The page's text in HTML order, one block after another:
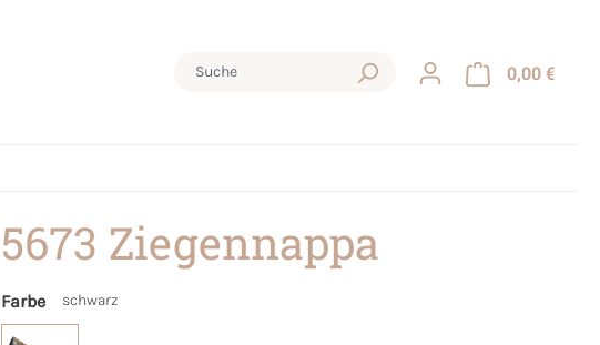
0,00 €
5673 Ziegennappa
Farbe schwarz